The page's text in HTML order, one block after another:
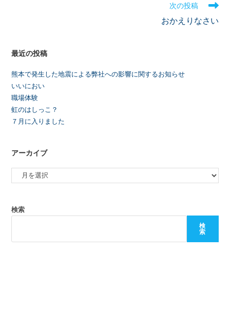
次の投稿
おかえりなさい
最近の投稿
熊本で発生した地震による弊社への影響に関するお知らせ
いいにおい
職場体験
虹のはしっこ？
７月に入りました
アーカイブ
検索
検
索